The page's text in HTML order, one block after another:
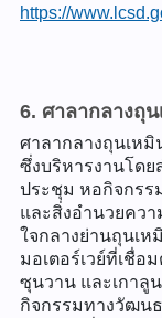
https://
6. ศาลากลางถุ
ศาลากลางถุนเห
ซึ่งบริหารงานโด
ประชุม หอกิจกรร
และสิ่งอำนวยคว
ใจกลางย่านถุนเห
มอเตอร์เวย์ที่เชื่อ
ซุนวาน และเกาลู
กิจกรรมทางวัฒน